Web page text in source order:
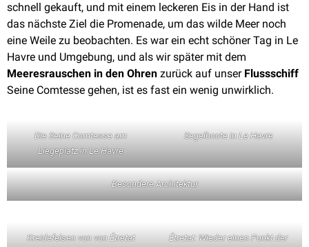
schnell gekauft, und mit einem leckeren Eis in der Hand ist
das nächste Ziel die Promenade, um das wilde Meer noch
eine Weile zu beobachten. Es war ein echt schöner Tag in Le
Havre und Umgebung, und als wir später mit dem
Meeresrauschen in den Ohren zurück auf unser Flussschiff
Seine Comtesse gehen, ist es fast ein wenig unwirklich.
Die Seine Comtesse am
Liegeplatz in Le Havre
Segelboote in Le Havre
Besondere Architektur
Kreidefelsen von von Étretat
Étretat: Wieder einen Punkt der